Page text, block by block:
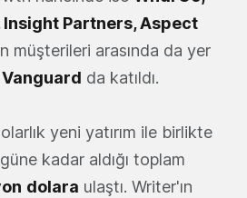
Partners, Aspect
müşterileri arasında da yer
da katıldı.
yeni yatırım ile birlikte
kadar aldığı toplam
dolara ulaştı. Writer'ın